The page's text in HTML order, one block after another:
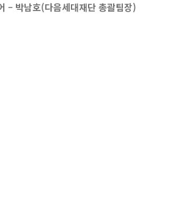
– 박남호(다음세대재단 총괄팀장)